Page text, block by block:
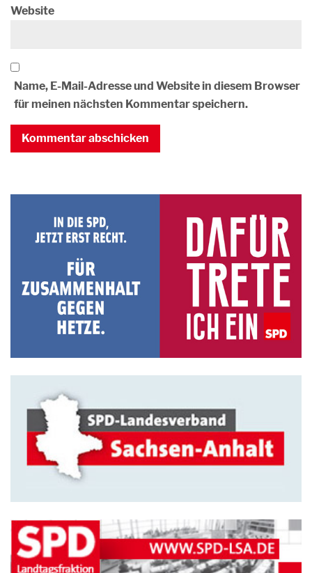
Website
Name, E-Mail-Adresse und Website in diesem Browser
für meinen nächsten Kommentar speichern.